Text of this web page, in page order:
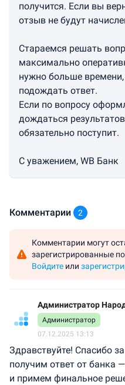
получится. Если вы
отзыв не будут
Стараемся решать
максимально
нужно больше
подождать ответ.
Если по вопросу
дождаться
обязательно поступит.
С уважением, WB Банк
Комментарии 2
Комментарии могут
зарегистрированные
Войдите или
Администратор
Администратор
07.12.2025 13:13
Здравствуйте! Спасибо
получим ответ от банка
и примем финальное